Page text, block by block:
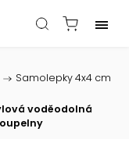
/
Samolepky 4x4 cm
voděodolná